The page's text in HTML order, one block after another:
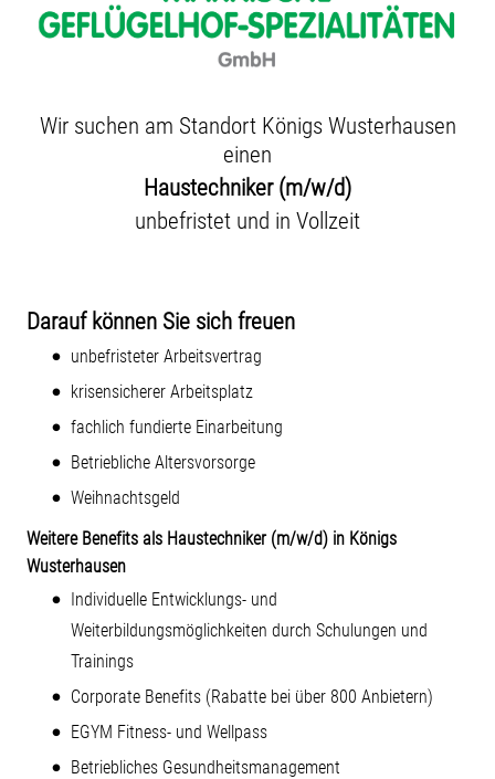
Wir suchen am Standort Königs Wusterhausen
einen
Haustechniker (m/w/d)
unbefristet und in Vollzeit
Darauf können Sie sich freuen
unbefristeter Arbeitsvertrag
krisensicherer Arbeitsplatz
fachlich fundierte Einarbeitung
Betriebliche Altersvorsorge
Weihnachtsgeld
Weitere Benefits als Haustechniker (m/w/d) in Königs
Wusterhausen
Individuelle Entwicklungs- und
Weiterbildungsmöglichkeiten durch Schulungen und
Trainings
Corporate Benefits (Rabatte bei über 800 Anbietern)
EGYM Fitness- und Wellpass
Betriebliches Gesundheitsmanagement